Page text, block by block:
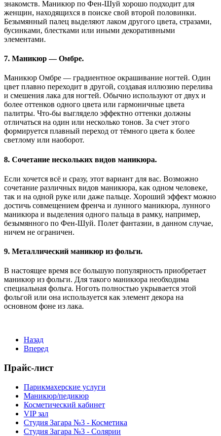
знакомств. Маникюр по Фен-Шуй хорошо подходит для
женщин, находящихся в поиске свой второй половинки.
Безымянный палец выделяют лаком другого цвета, стразами,
бусинками, блестками или иными декоративными
элементами.
7. Маникюр — Омбре.
Маникюр Омбре — градиентное окрашивание ногтей. Один
цвет плавно переходит в другой, создавая иллюзию перелива
и смешения лака для ногтей. Обычно используют от двух и
более оттенков одного цвета или гармоничные цвета
палитры. Что-бы выглядело эффектно оттенки должны
отличаться на один или несколько тонов. За счет этого
формируется плавный переход от тёмного цвета к более
светлому или наоборот.
8. Сочетание нескольких видов маникюра.
Если хочется всё и сразу, этот вариант для вас. Возможно
сочетание различных видов маникюра, как одном человеке,
так и на одной руке или даже пальце. Хороший эффект можно
достичь совмещением френча и лунного маникюра, лунного
маникюра и выделения одного пальца в рамку, например,
безымянного по Фен-Шуй. Полет фантазии, в данном случае,
ничем не ограничен.
9. Металлический маникюр из фольги.
В настоящее время все большую популярность приобретает
маникюр из фольги. Для такого маникюра необходима
специальная фольга. Ноготь полностью укрывается этой
фольгой или она используется как элемент декора на
основном фоне из лака.
Назад
Вперед
Прайс-лист
Парикмахерские услуги
Маникюр/педикюр
Косметический кабинет
VIP зал
Студия Загара №3 - Косметика
Студия Загара №3 - Солярии